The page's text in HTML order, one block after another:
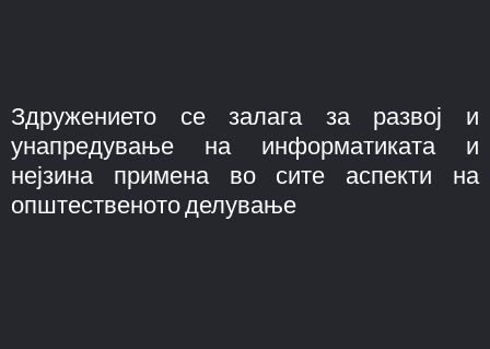
Здружението се залага за развој и
унапредување на информатиката и
нејзина примена во сите аспекти на
општественото делување